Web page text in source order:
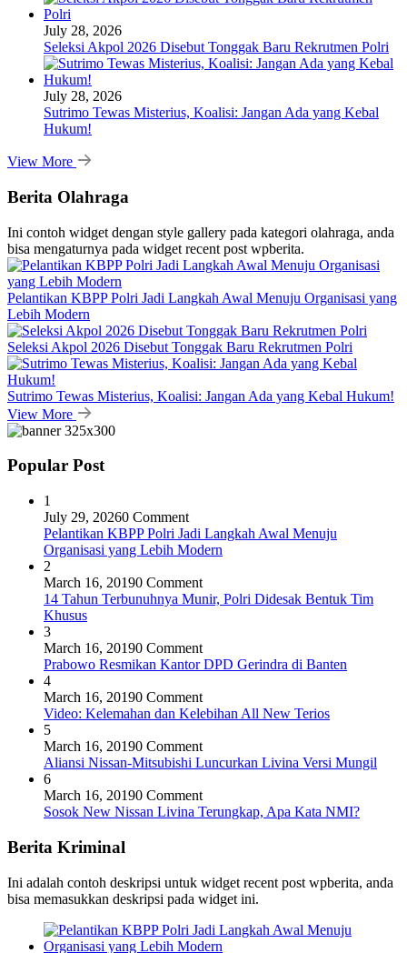
July 28, 2026
Seleksi Akpol 2026 Disebut Tonggak Baru Rekrutmen Polri
July 28, 2026
Sutrimo Tewas Misterius, Koalisi: Jangan Ada yang Kebal
Hukum!
View More
Berita Olahraga
Ini contoh widget dengan style gallery pada kategori olahraga, anda
bisa mengaturnya pada widget recent post wpberita.
Pelantikan KBPP Polri Jadi Langkah Awal Menuju Organisasi yang
Lebih Modern
Seleksi Akpol 2026 Disebut Tonggak Baru Rekrutmen Polri
Sutrimo Tewas Misterius, Koalisi: Jangan Ada yang Kebal Hukum!
View More
Popular Post
1
July 29, 20260 Comment
Pelantikan KBPP Polri Jadi Langkah Awal Menuju
Organisasi yang Lebih Modern
2
March 16, 20190 Comment
14 Tahun Terbunuhnya Munir, Polri Didesak Bentuk Tim
Khusus
3
March 16, 20190 Comment
Prabowo Resmikan Kantor DPD Gerindra di Banten
4
March 16, 20190 Comment
Video: Kelemahan dan Kelebihan All New Terios
5
March 16, 20190 Comment
Aliansi Nissan-Mitsubishi Luncurkan Livina Versi Mungil
6
March 16, 20190 Comment
Sosok New Nissan Livina Terungkap, Apa Kata NMI?
Berita Kriminal
Ini adalah contoh deskripsi untuk widget recent post wpberita, anda
bisa memasukkan deskripsi pada widget ini.